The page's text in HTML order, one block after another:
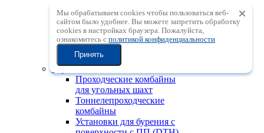
центробежные
дробильные установки с
вертикальным валом
Мобильные
сортировочные установки
Горно-шахтная техника
Проходческие комбайны
для угольных шахт
Тоннелепроходческие
комбайны
Установки для бурения с
Мы обрабатываем cookies чтобы пользоваться веб-
сайтом было удобнее. Вы можете запретить обработку
сookies в настройках браузера. Пожалуйста,
ознакомитесь с политикой конфиденциальности
Принять